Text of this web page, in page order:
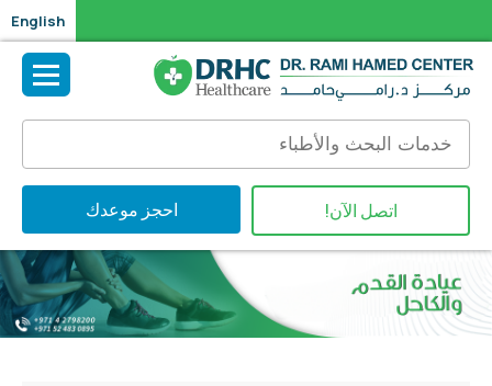
English
احجز موعدك اتصل الآن!